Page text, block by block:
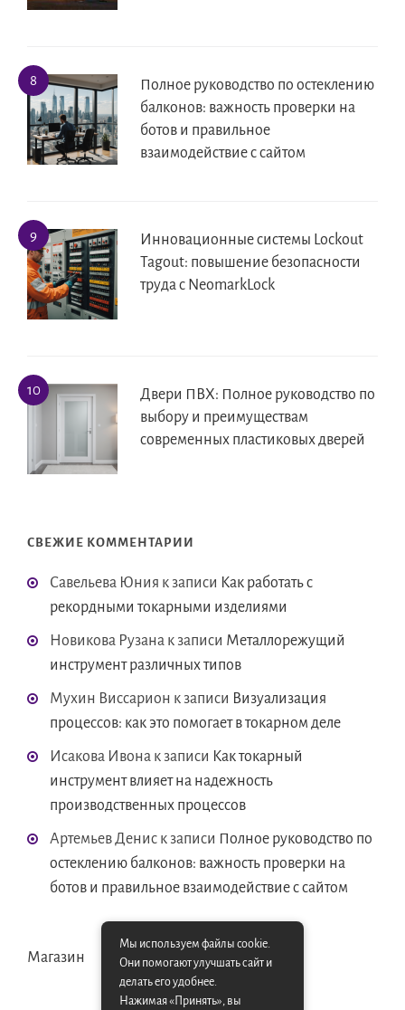
Полное руководство по остеклению
балконов: важность проверки на
ботов и правильное
взаимодействие с сайтом
Инновационные системы Lockout
Tagout: повышение безопасности
труда с NeomarkLock
Двери ПВХ: Полное руководство по
выбору и преимуществам
современных пластиковых дверей
СВЕЖИЕ КОММЕНТАРИИ
Савельева Юния к записи Как работать с
рекордными токарными изделиями
Новикова Рузана к записи Металлорежущий
инструмент различных типов
Мухин Виссарион к записи Визуализация
процессов: как это помогает в токарном деле
Исакова Ивона к записи Как токарный
инструмент влияет на надежность
производственных процессов
Артемьев Денис к записи Полное руководство по
остеклению балконов: важность проверки на
ботов и правильное взаимодействие с сайтом
Магазин
Мы используем файлы cookie.
Они помогают улучшать сайт и
делать его удобнее.
Нажимая «Принять», вы